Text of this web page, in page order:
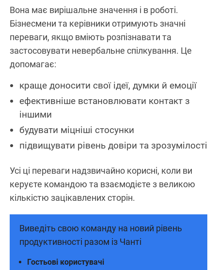
Вона має вирішальне значення і в роботі.
Бізнесмени та керівники отримують значні
переваги, якщо вміють розпізнавати та
застосовувати невербальне спілкування. Це
допомагає:
краще доносити свої ідеї, думки й емоції
ефективніше встановлювати контакт з
іншими
будувати міцніші стосунки
підвищувати рівень довіри та зрозумілості
Усі ці переваги надзвичайно корисні, коли ви
керуєте командою та взаємодієте з великою
кількістю зацікавлених сторін.
Виведіть свою команду на новий рівень
продуктивності разом із Чанті
Гостьові користувачі